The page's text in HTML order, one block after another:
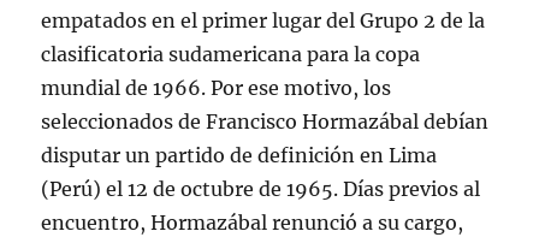
empatados en el primer lugar del Grupo 2 de la
clasificatoria sudamericana para la copa
mundial de 1966. Por ese motivo, los
seleccionados de Francisco Hormazábal debían
disputar un partido de definición en Lima
(Perú) el 12 de octubre de 1965. Días previos al
encuentro, Hormazábal renunció a su cargo,